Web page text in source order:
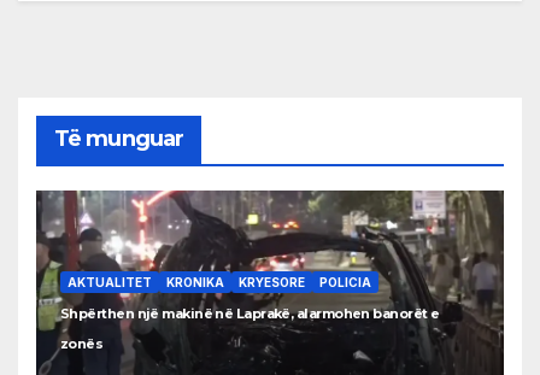
Të munguar
AKTUALITET KRONIKA KRYESORE POLICIA
Shpërthen një makinë në Laprakë, alarmohen banorët e
zonës